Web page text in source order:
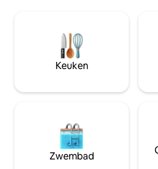
gast om te verhuizen voor
benodigdheden. Ons appartement op
de 4e verdieping is zonder LIFT,
trap is breed en comfortabel. Dit is
delen.
Keuken
Zwembad